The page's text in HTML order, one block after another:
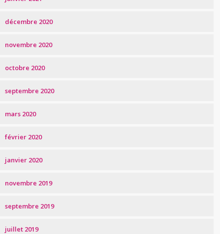
décembre 2020
novembre 2020
octobre 2020
septembre 2020
mars 2020
février 2020
janvier 2020
novembre 2019
septembre 2019
juillet 2019